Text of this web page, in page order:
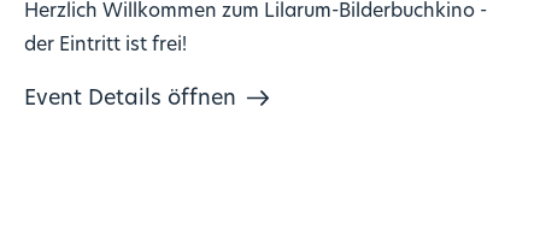
Herzlich Willkommen zum Lilarum-Bilderbuchkino -
der Eintritt ist frei!
Event Details öffnen